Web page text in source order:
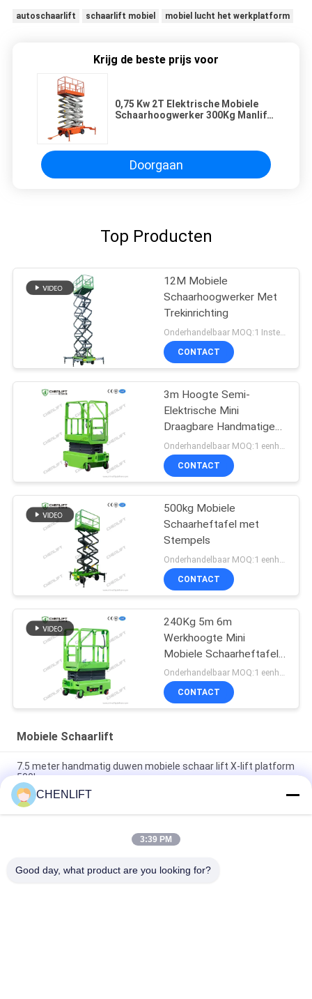
autoschaarlift schaarlift mobiel mobiel lucht het werkplatform
Krijg de beste prijs voor
0,75 Kw 2T Elektrische Mobiele
Schaarhoogwerker 300Kg Manlift
Doorgaan
Top Producten
12M Mobiele
Schaarhoogwerker Met
Trekinrichting
Onderhandelbaar MOQ:1 Instellen
CONTACT
3m Hoogte Semi-
Elektrische Mini
Draagbare Handmatige
Duw Schaarheftafel
Voor Magazijn
CONTACT
500kg Mobiele
Schaarheftafel met
Stempels
CONTACT
240Kg 5m 6m
Werkhoogte Mini
Mobiele Schaarheftafel
Met UitbreidingsplatformOnderhandelbaar MOQ:1 eenheid
CONTACT
Mobiele Schaarlift
7.5 meter handmatig duwen mobiele schaar lift X-lift platform
500kg
14M Kleine Elektrische Schaarhoogwerker Met Gemotoriseerd
Apparaat Laadvermogen Van 450Kg
Mini Handbediende 3,9 Meter Hoogwerkplatform met Anti-Slip
CHENLIFT
3:39 PM
Good day, what product are you looking for?